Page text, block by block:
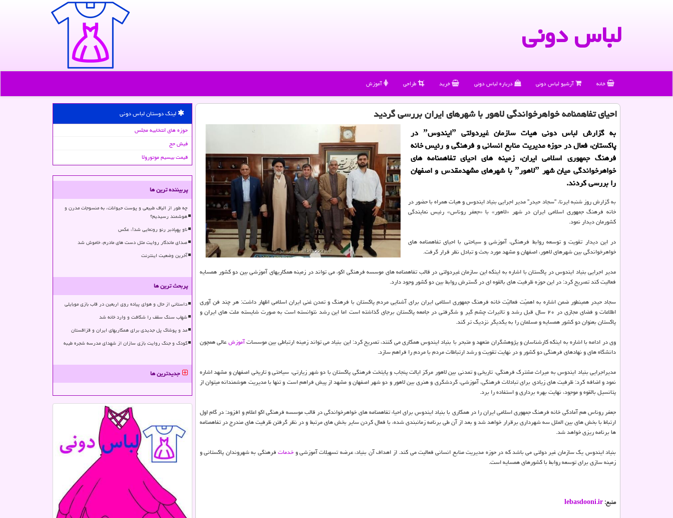
لباس دونی
خانه آرشیو لباس دونی درباره لباس دونی خرید طراحی آموزش
احیای تفاهمنامه خواهرخواندگی لاهور با شهرهای ایران بررسی گردید
به گزارش لباس دونی هیات سازمان غیردولتی ˮایندوسˮ در
پاکستان، فعال در حوزه مدیریت منابع انسانی و فرهنگی و رئیس خانه
فرهنگ جمهوری اسلامی ایران، زمینه های احیای تفاهمنامه های
خواهرخواندگی میان شهر ˮلاهورˮ با شهرهای مشهدمقدس و اصفهان
را بررسی کردند.
به گزارش روز شنبه ایرنا، "سجاد حیدر" مدیر اجرایی بنیاد ایندوس و هیات همراه با حضور در
خانه فرهنگ جمهوری اسلامی ایران در شهر «لاهور» با «جعفر روناس» رئیس نمایندگی
کشورمان دیدار نمود.
در این دیدار تقویت و توسعه روابط فرهنگی، آموزشی و سیاحتی با احیای تفاهمنامه های
خواهرخواندگی بین شهرهای لاهور، اصفهان و مشهد مورد بحث و تبادل نظر قرار گرفت.
مدیر اجرایی بنیاد ایندوس در پاکستان با اشاره به اینکه این سازمان غیردولتی در قالب تفاهمنامه های موسسه فرهنگی اکو، می تواند در زمینه همکاریهای آموزشی بین دو کشور همسایه
فعالیت کند تصریح کرد: در این حوزه ظرفیت های بالقوه ای در گسترش روابط بین دو کشور وجود دارد.
سجاد حیدر همینطور ضمن اشاره به اهمیّت فعالیّت خانه فرهنگ جمهوری اسلامی ایران برای آشنایی مردم پاکستان با فرهنگ و تمدن غنی ایران اسلامی اظهار داشت: هر چند فن آوری
اطلاعات و فضای مجازی در ۲۰ سال قبل رشد و تاثیرات چشم گیر و شگرفتی در جامعه پاکستان برجای گذاشته است اما این رشد نتوانسته است به صورت شایسته ملت های ایران و
پاکستان بعنوان دو کشور همسایه و مسلمان را به یکدیگر نزدیک تر کند.
وی در ادامه با اشاره به اینکه کارشناسان و پژوهشگران متعهد و متبحر با بنیاد ایندوس همکاری می کنند، تصریح کرد: این بنیاد می تواند زمینه ارتباطی بین موسساتآموزشعالی همچون
دانشگاه های و نهادهای فرهنگی دو کشور و در نهایت تقویت و رشد ارتباطات مردم با مردم را فراهم سازد.
مدیراجرایی بنیاد ایندوس به میراث مشترک فرهنگی، تاریخی و تمدنی بین لاهور مرکز ایالت پنجاب و پایتخت فرهنگی پاکستان با دو شهر زیارتی، سیاحتی و تاریخی اصفهان و مشهد اشاره
نمود و اضافه کرد: ظرفیت های زیادی برای تبادلات فرهنگی، آموزشی، گردشگری و هنری بین لاهور و دو شهر اصفهان و مشهد از پیش فراهم است و تنها با مدیریت هوشمندانه میتوان از
پتانسیل بالقوه و موجود، نهایت بهره برداری و استفاده را برد.
جعفر روناس هم آمادگی خانه فرهنگ جمهوری اسلامی ایران را در همکاری با بنیاد ایندوس برای احیاء تفاهمنامه های خواهرخواندگی در قالب موسسه فرهنگی اکو اعلام و افزود: در گام اول
ارتباط با بخش های بین الملل سه شهرداری برقرار خواهد شد و بعد از آن طی برنامه زمانبندی شده، با فعال کردن سایر بخش های مرتبط و در نظر گرفتن ظرفیت های مندرج در تفاهمنامه
ها برنامه ریزی خواهد شد.
بنیاد ایندوس یک سازمان غیر دولتی می باشد که در حوزه مدیریت منابع انسانی فعالیت می کند. از اهداف آن بنیاد، عرضه تسهیلات آموزشی وخدماتفرهنگی به شهروندان پاکستانی و
زمینه سازی برای توسعه روابط با کشورهای همسایه است.
منبع:lebasdooni.ir
لینک دوستان لباس دونی
حوزه های انتخابیه مجلس
فیش حج
قیمت بیسیم موتورولا
پربیننده ترین ها
چه طور از الیاف طبیعی و پوست حیوانات، به منسوجات مدرن و
هوشمند رسیدیم؟
ناو پهپادبر رنو رونمایی شد!، عکس
صدای ماندگار روایت مثل دست های مادرم، خاموش شد
آخرین وضعیت اینترنت
پربحث ترین ها
داستانی از حال و هوای پیاده روی اربعین در قاب بازی موبایلی
شهاب سنگ سقف را شکافت و وارد خانه شد
مد و پوشاک پل جدیدی برای همکاریهای ایران و قزاقستان
کودک و جنگ روایت بازی سازان از شهدای مدرسه شجره طیبه
جدیدترین ها